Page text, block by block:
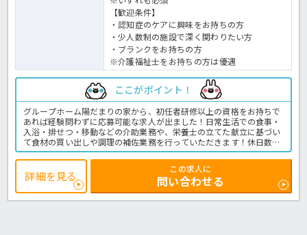
【歓迎条件】
・認知症のケアに興味をお持ちの方
・少人数制の施設で深く関わりたい方
・ブランクをお持ちの方
※介護福祉士をお持ちの方は優遇
ここがポイント！
グループホーム陽だまりの家から、初任者研修以上の資格をお持ちで
あれば経験問わずに応募可能な求人が出ました！日常生活での食事・
入浴・排せつ・移動などの介助業務や、栄養士の立てた献立に基づい
て食材の買い出しや調理の補佐業務を行っていただきます！休日数も
年間110日ありますので、お仕事とプライベートの両立をお考えの方
にもオススメ★財形貯蓄制度や勤続期間不問の退職金制度など福利厚
生も充実していますよ！お問い合わせはほっ介護までお待ちしており
ます！グループホームでの介護業務全般です。
＜介護職 正社員 グループホームの求人＞
詳細を見る
この求人に
問い合わせる